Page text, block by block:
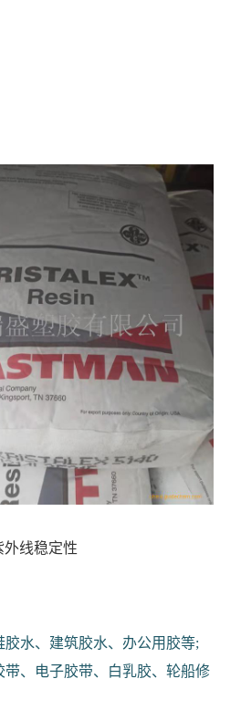
外线稳定性
胶水、建筑胶水、办公用胶等;
带、电子胶带、白乳胶、轮船修